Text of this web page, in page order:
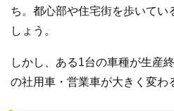
ち。都心部や住宅街を歩いてい
しょう。
しかし、ある1台の車種が生産
の社用車・営業車が大きく変わ